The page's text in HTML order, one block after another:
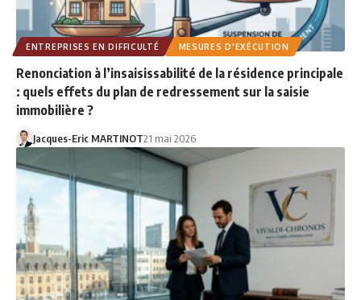
ENTREPRISES EN DIFFICULTÉ MESURES D'EXÉCUTION
Renonciation à l’insaisissabilité de la résidence principale
: quels effets du plan de redressement sur la saisie
immobilière ?
Jacques-Eric MARTINOT21 mai 2026